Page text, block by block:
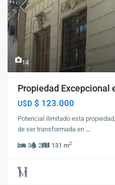
14
Previous
Propiedad Excepcional
U$D $ 123.000
Potencial ilimitado esta
de ser transformada en ...
3 2 131 m2